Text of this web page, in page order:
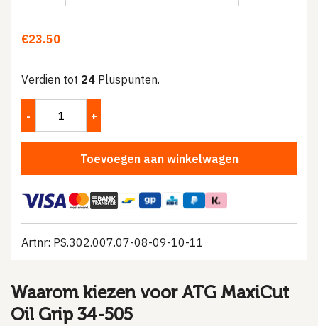
€23.50
Verdien tot 24 Pluspunten.
Toevoegen aan winkelwagen
Artnr: PS.302.007.07-08-09-10-11
Waarom kiezen voor ATG MaxiCut
Oil Grip 34-505